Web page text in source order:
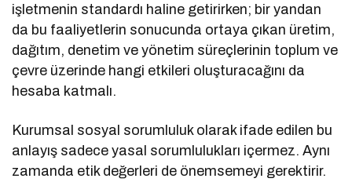
işletmenin standardı haline getirirken; bir yandan
da bu faaliyetlerin sonucunda ortaya çıkan üretim,
dağıtım, denetim ve yönetim süreçlerinin toplum ve
çevre üzerinde hangi etkileri oluşturacağını da
hesaba katmalı.
Kurumsal sosyal sorumluluk olarak ifade edilen bu
anlayış sadece yasal sorumlulukları içermez. Aynı
zamanda etik değerleri de önemsemeyi gerektirir.